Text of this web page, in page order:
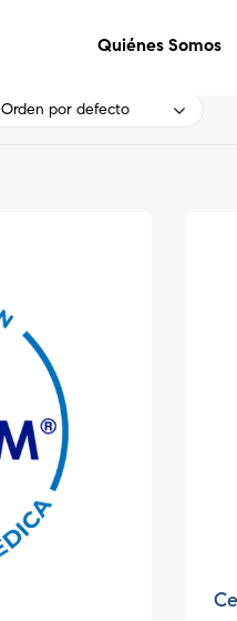
Quiénes Somos
Orden por defecto